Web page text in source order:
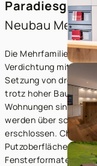
Paradiesgärtli,
Neubau
Die
Verdichtung mit
Setzung von drei
trotz hoher Baudichte
Wohnungen sind
werden über schräg
erschlossen.
Putzoberflächen in
Fensterformate